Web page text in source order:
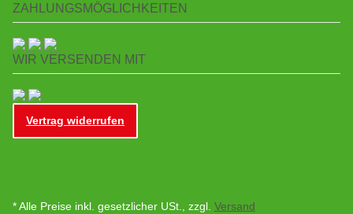
ZAHLUNGSMÖGLICHKEITEN
WIR VERSENDEN MIT
Vertrag widerrufen
* Alle Preise inkl. gesetzlicher USt., zzgl. Versand